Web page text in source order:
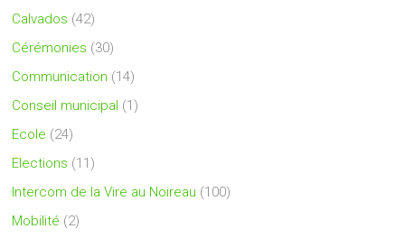
Calvados (42)
Cérémonies (30)
Communication (14)
Conseil municipal (1)
Ecole (24)
Elections (11)
Intercom de la Vire au Noireau (100)
Mobilité (2)